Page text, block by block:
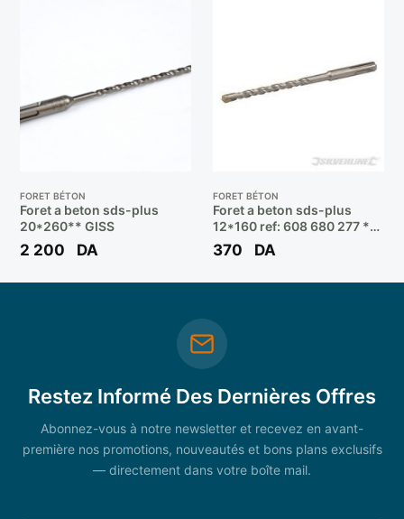
FORET BÉTON
Foret a beton sds-plus
20*260** GISS
2 200 DA
FORET BÉTON
Foret a beton sds-plus
12*160 ref: 608 680 277 **
BOSCH
370 DA
Restez Informé Des Dernières Offres
Abonnez-vous à notre newsletter et recevez en avant-
première nos promotions, nouveautés et bons plans exclusifs
— directement dans votre boîte mail.